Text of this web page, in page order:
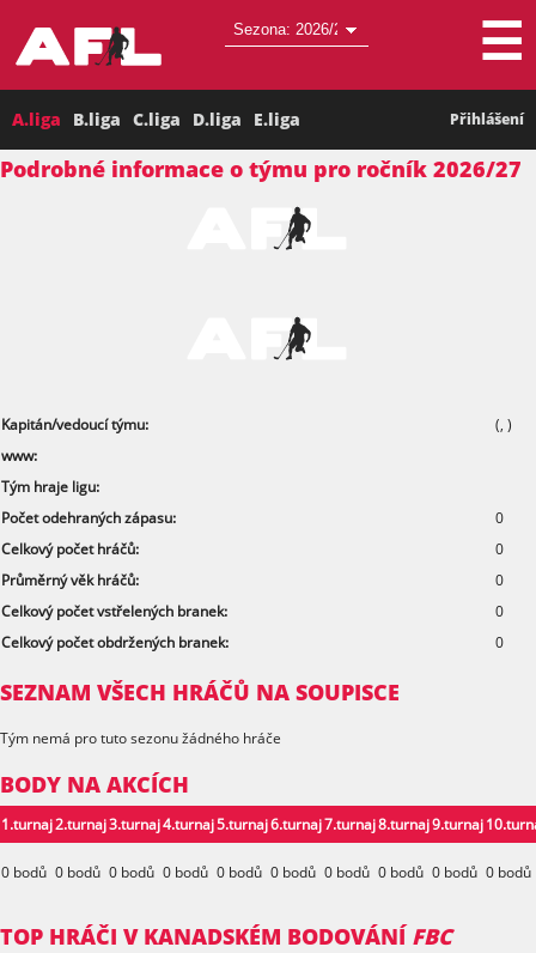
☰
A.liga B.liga C.liga D.liga E.liga Přihlášení
Podrobné informace o týmu pro ročník 2026/27
Kapitán/vedoucí týmu: (, )
www:
Tým hraje ligu:
Počet odehraných zápasu:
0
Celkový počet hráčů:
0
Průměrný věk hráčů:
0
Celkový počet vstřelených branek:
0
Celkový počet obdržených branek:
0
SEZNAM VŠECH HRÁČŮ NA SOUPISCE
Tým nemá pro tuto sezonu žádného hráče
BODY NA AKCÍCH
1.turnaj2.turnaj3.turnaj4.turnaj5.turnaj6.turnaj7.turnaj8.turnaj9.turnaj
0 bodů 0 bodů 0 bodů 0 bodů 0 bodů 0 bodů 0 bodů 0 bodů 0 bodů 0 bodů
TOP HRÁČI V KANADSKÉM BODOVÁNÍ FBC